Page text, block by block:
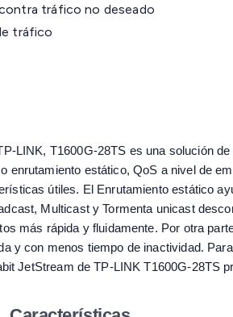
tráfico no deseado
tráfico
LINK, T1600G-28TS es una solución
enrutamiento estático, QoS a nivel de
útiles. El Enrutamiento estático
Multicast y Tormenta unicast
más rápida y fluidamente. Por otra
y con menos tiempo de inactividad.
JetStream de TP-LINK T1600G-28TS